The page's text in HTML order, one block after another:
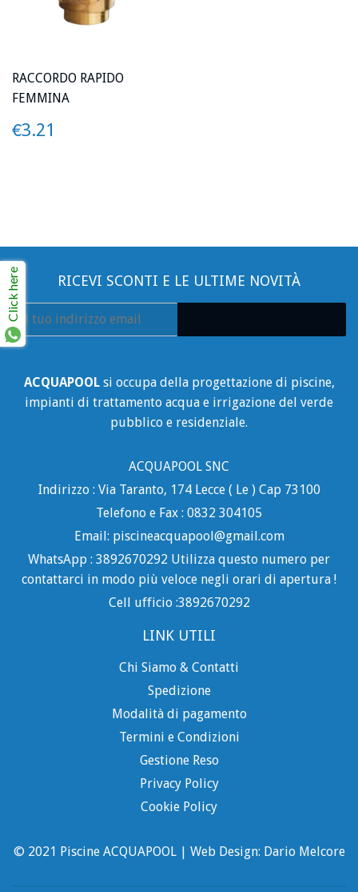
RACCORDO RAPIDO
FEMMINA
PREZZO
€3.21
RICEVI SCONTI E LE ULTIME NOVITÀ
E-
mail
ACQUAPOOLsi occupa della progettazione di piscine,
impianti di trattamento acqua e irrigazione del verde
pubblico e residenziale.
ACQUAPOOL SNC
Indirizzo : Via Taranto, 174 Lecce ( Le ) Cap 73100
Telefono e Fax : 0832 304105
Email: piscineacquapool@gmail.com
WhatsApp : 3892670292 Utilizza questo numero per
contattarci in modo più veloce negli orari di apertura !
Cell ufficio :3892670292
LINK UTILI
Chi Siamo & Contatti
Spedizione
Modalità di pagamento
Termini e Condizioni
Gestione Reso
Privacy Policy
Cookie Policy
© 2021 Piscine ACQUAPOOL | Web Design: Dario Melcore
Click here